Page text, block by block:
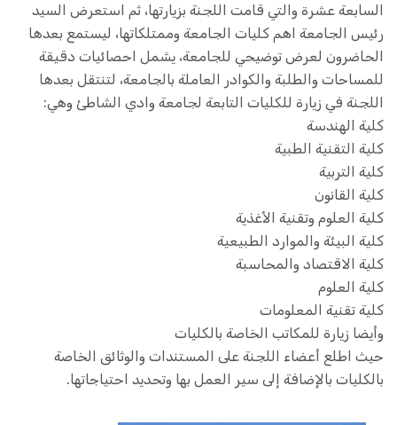
السابعة عشرة والتي قامت اللجنة بزيارتها، ثم استعرض السيد
رئيس الجامعة اهم كليات الجامعة وممتلكاتها، ليستمع بعدها
الحاضرون لعرض توضيحي للجامعة، يشمل احصائيات دقيقة
للمساحات والطلبة والكوادر العاملة بالجامعة، لتنتقل بعدها
اللجنة في زيارة للكليات التابعة لجامعة وادي الشاطئ وهي:
كلية الهندسة
كلية التقنية الطبية
كلية التربية
كلية القانون
كلية العلوم وتقنية الأغذية
كلية البيئة والموارد الطبيعية
كلية الاقتصاد والمحاسبة
كلية العلوم
كلية تقنية المعلومات
وأيضا زيارة للمكاتب الخاصة بالكليات
حيث اطلع أعضاء اللجنة على المستندات والوثائق الخاصة
بالكليات بالإضافة إلى سير العمل بها وتحديد احتياجاتها.